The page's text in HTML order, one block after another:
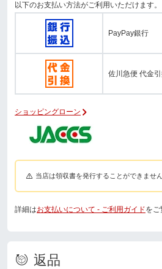
以下のお支払い方法がご利用いただけます。
PayPay銀行
佐川急便 代金
ショッピングローン
当店は領収書を発行することができません
詳細はお支払いについて - ご利用ガイドを
返品